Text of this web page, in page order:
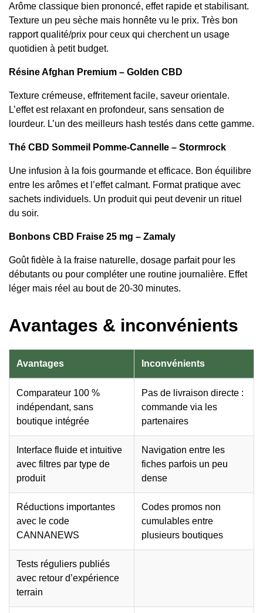
Arôme classique bien prononcé, effet rapide et stabilisant.
Texture un peu sèche mais honnête vu le prix. Très bon
rapport qualité/prix pour ceux qui cherchent un usage
quotidien à petit budget.
Résine Afghan Premium – Golden CBD
Texture crémeuse, effritement facile, saveur orientale.
L’effet est relaxant en profondeur, sans sensation de
lourdeur. L’un des meilleurs hash testés dans cette gamme.
Thé CBD Sommeil Pomme-Cannelle – Stormrock
Une infusion à la fois gourmande et efficace. Bon équilibre
entre les arômes et l’effet calmant. Format pratique avec
sachets individuels. Un produit qui peut devenir un rituel
du soir.
Bonbons CBD Fraise 25 mg – Zamaly
Goût fidèle à la fraise naturelle, dosage parfait pour les
débutants ou pour compléter une routine journalière. Effet
léger mais réel au bout de 20-30 minutes.
Avantages & inconvénients
Avantages Inconvénients
Comparateur 100 %
indépendant, sans
boutique intégrée
Pas de livraison directe :
commande via les
partenaires
Interface fluide et intuitive
avec filtres par type de
produit
Navigation entre les
fiches parfois un peu
dense
Réductions importantes
avec le code
CANNANEWS
Codes promos non
cumulables entre
plusieurs boutiques
Tests réguliers publiés
avec retour d’expérience
terrain